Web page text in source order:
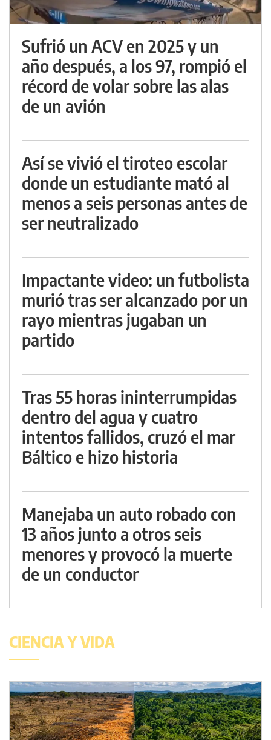
Sufrió un ACV en 2025 y un
año después, a los 97, rompió el
récord de volar sobre las alas
de un avión
Así se vivió el tiroteo escolar
donde un estudiante mató al
menos a seis personas antes de
ser neutralizado
Impactante video: un futbolista
murió tras ser alcanzado por un
rayo mientras jugaban un
partido
Tras 55 horas ininterrumpidas
dentro del agua y cuatro
intentos fallidos, cruzó el mar
Báltico e hizo historia
Manejaba un auto robado con
13 años junto a otros seis
menores y provocó la muerte
de un conductor
CIENCIA Y VIDA